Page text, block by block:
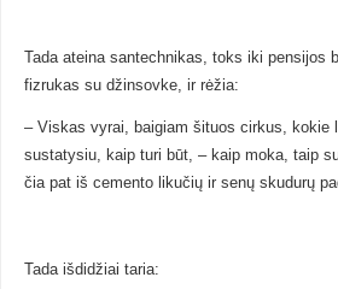
Tada ateina santechnikas, toks iki pensijos
fizrukas su džinsovke, ir rėžia:
– Viskas vyrai, baigiam šituos cirkus, kokie
sustatysiu, kaip turi būt, – kaip moka, taip
čia pat iš cemento likučių ir senų skudurų
Tada išdidžiai taria: